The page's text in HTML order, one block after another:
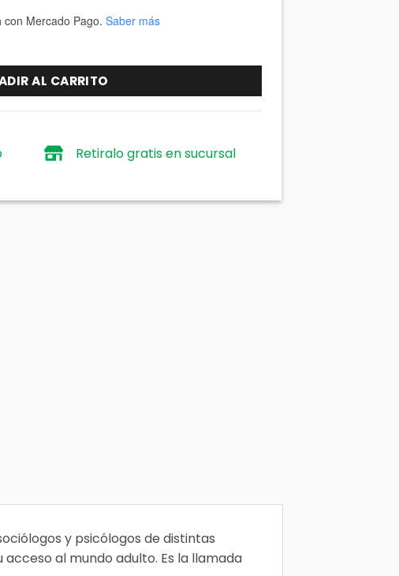
con Mercado Pago. Saber más
jóvenes: El desafío de la Generación Ni-Ni cantidad
AL CARRITO
Retiralo gratis en sucursal
y psicólogos de distintas
al mundo adulto. Es la llamada